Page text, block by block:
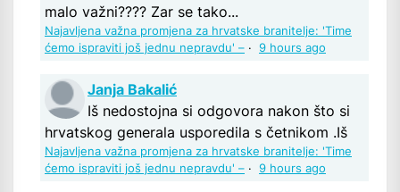
malo važni???? Zar se tako...
Najavljena važna promjena za hrvatske branitelje: 'Time
ćemo ispraviti još jednu nepravdu' – · 9 hours ago
Janja Bakalić
Iš nedostojna si odgovora nakon što si
hrvatskog generala usporedila s četnikom .Iš
Najavljena važna promjena za hrvatske branitelje: 'Time
ćemo ispraviti još jednu nepravdu' – · 9 hours ago